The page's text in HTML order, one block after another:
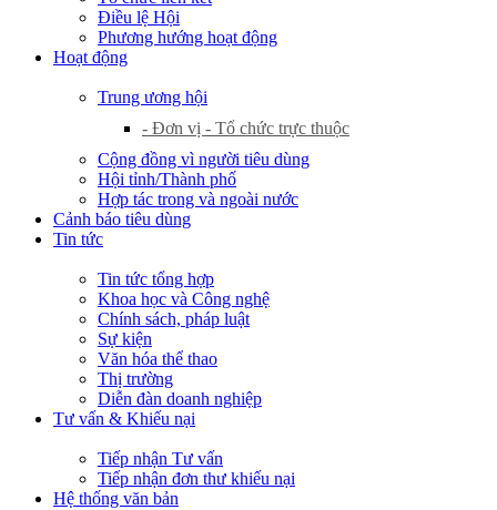
Điều lệ Hội
Phương hướng hoạt động
Hoạt động
Trung ương hội
- Đơn vị - Tổ chức trực thuộc
Cộng đồng vì người tiêu dùng
Hội tỉnh/Thành phố
Hợp tác trong và ngoài nước
Cảnh báo tiêu dùng
Tin tức
Tin tức tổng hợp
Khoa học và Công nghệ
Chính sách, pháp luật
Sự kiện
Văn hóa thể thao
Thị trường
Diễn đàn doanh nghiệp
Tư vấn & Khiếu nại
Tiếp nhận Tư vấn
Tiếp nhận đơn thư khiếu nại
Hệ thống văn bản